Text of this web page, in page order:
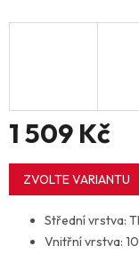
1 509 Kč
Měrná
cena:
ZVOLTE VARIANTU
Střední vrstva:
Vnitřní vrstva: